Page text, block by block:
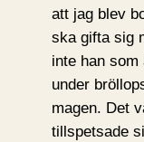
att jag blev
ska gifta sig
inte han
under
magen. Det
tillspetsade